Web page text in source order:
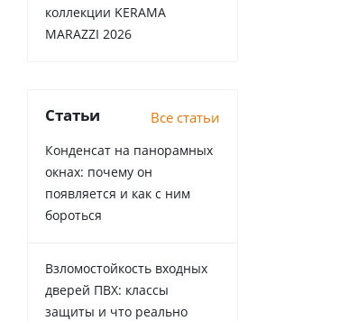
коллекции KERAMA
MARAZZI 2026
Статьи Все статьи
Конденсат на панорамных
окнах: почему он
появляется и как с ним
бороться
Взломостойкость входных
дверей ПВХ: классы
защиты и что реально